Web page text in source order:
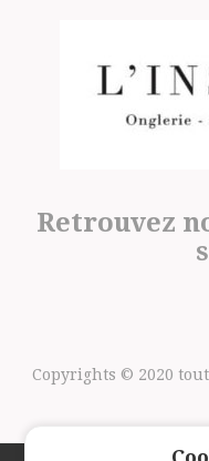
Retrouvez
Copyrights © 2020